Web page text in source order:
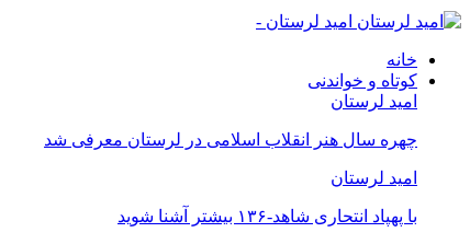
امید لرستان -
خانه
کوتاه و خواندنی
امید لرستان
چهره سال هنر انقلاب اسلامی در لرستان معرفی شد
امید لرستان
با پهپاد انتحاری شاهد-۱۳۶ بیشتر آشنا شوید